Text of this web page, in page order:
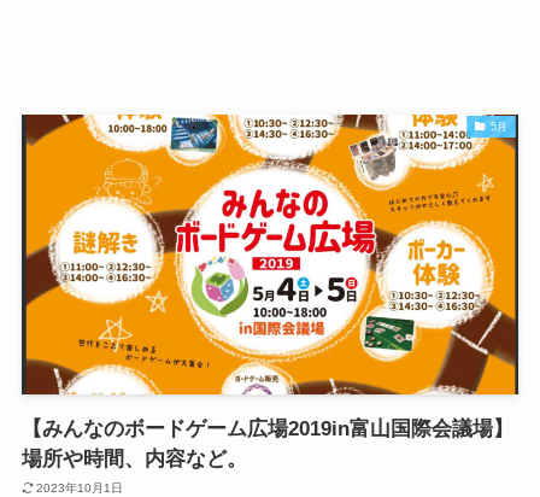
5月
【みんなのボードゲーム広場2019in富山国際会議場】
場所や時間、内容など。
2023年10月1日